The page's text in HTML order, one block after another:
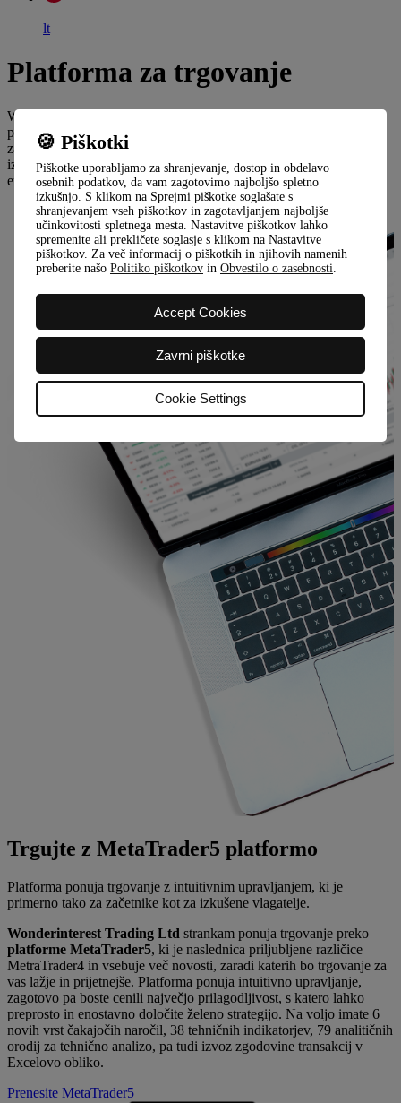
lt
Platforma za trgovanje
Wonderinterest Trading Ltd posreduje trgovanje preko inovativne
platforme XOH Trader ali MetaTrader5, ki je na voljo vsem, od
začetnikov do dolgoletnih vlagateljev. Obe sta izdelani tako, da
izpolnjujeta tudi najzahtevnejša pričakovanja ter omogočata
enostaven in razumljiv dostop do trgovanja.
Trgujte z MetaTrader5 platformo
Platforma ponuja trgovanje z intuitivnim upravljanjem, ki je
primerno tako za začetnike kot za izkušene vlagatelje.
Wonderinterest Trading Ltd strankam ponuja trgovanje preko
platforme MetaTrader5, ki je naslednica priljubljene različice
MetraTrader4 in vsebuje več novosti, zaradi katerih bo trgovanje za
vas lažje in prijetnejše. Platforma ponuja intuitivno upravljanje,
zagotovo pa boste cenili največjo prilagodljivost, s katero lahko
preprosto in enostavno določite želeno strategijo. Na voljo imate 6
novih vrst čakajočih naročil, 38 tehničnih indikatorjev, 79 analitičnih
orodij za tehnično analizo, pa tudi izvoz zgodovine transakcij v
Excelovo obliko.
Prenesite MetaTrader5
🍪 Piškotki
Piškotke uporabljamo za shranjevanje, dostop in obdelavo
osebnih podatkov, da vam zagotovimo najboljšo spletno
izkušnjo. S klikom na Sprejmi piškotke soglašate s
shranjevanjem vseh piškotkov in zagotavljanjem najboljše
učinkovitosti spletnega mesta. Nastavitve piškotkov lahko
spremenite ali prekličete soglasje s klikom na Nastavitve
piškotkov. Za več informacij o piškotkih in njihovih namenih
preberite našo Politiko piškotkov in Obvestilo o zasebnosti.
Accept Cookies
Zavrni piškotke
Cookie Settings